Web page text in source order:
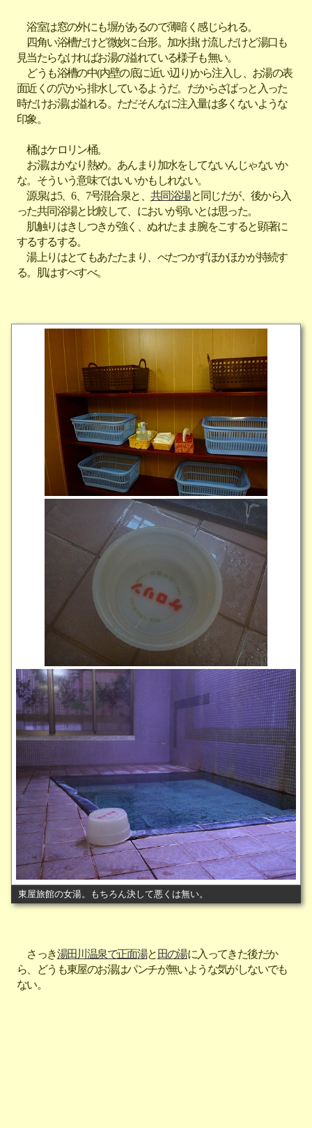
浴室は窓の外にも塀があるので薄暗く感じられる。
四角い浴槽だけど微妙に台形。加水掛け流しだけど湯口も
見当たらなければお湯の溢れている様子も無い。
どうも浴槽の中(内壁の底に近い辺り)から注入し、お湯の表
面近くの穴から排水しているようだ。だからざばっと入った
時だけお湯は溢れる。ただそんなに注入量は多くないような
印象。
桶はケロリン桶。
お湯はかなり熱め。あんまり加水をしてないんじゃないか
な。そういう意味ではいいかもしれない。
源泉は5、6、7号混合泉と、共同浴場と同じだが、後から入
った共同浴場と比較して、においが弱いとは思った。
肌触りはきしつきが強く、ぬれたまま腕をこすると顕著に
するするする。
湯上りはとてもあたたまり、べたつかずほかほかが持続す
る。肌はすべすべ。
東屋旅館の女湯。もちろん決して悪くは無い。
さっき湯田川温泉で正面湯と 田の湯に入ってきた後だか
ら、どうも東屋のお湯はパンチが無いような気がしないでも
ない。